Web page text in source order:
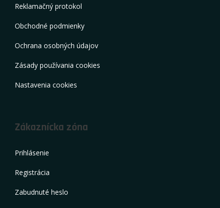
Reklamačný protokol
Obchodné podmienky
Ochrana osobných údajov
Zásady používania cookies
Nastavenia cookies
Zákaznícka zóna
Prihlásenie
Registrácia
Zabudnuté heslo